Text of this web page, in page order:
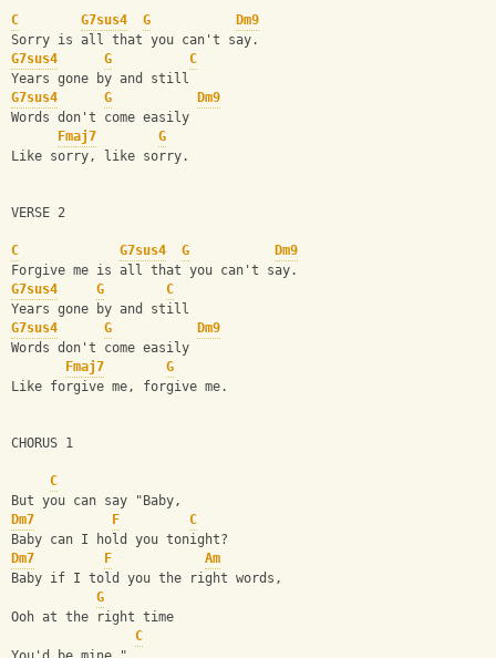
C G7sus4 G
Dm9
Sorry is all that you can't say.
G7sus4
G
C
Years gone by and still
G7sus4
G
Dm9
Words don't come easily
Fmaj7
G
Like sorry, like sorry.
VERSE 2
C G7sus4 G
Dm9
Forgive me is all that you can't say.
G7sus4
G
C
Years gone by and still
G7sus4
G
Dm9
Words don't come easily
Fmaj7
G
Like forgive me, forgive me.
CHORUS 1
C
But you can say "Baby,
Dm7
F
C
Baby can I hold you tonight?
Dm7
F
Am
Baby if I told you the right words,
G
Ooh at the right time
C